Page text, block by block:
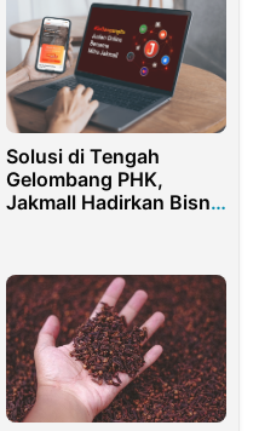
Solusi di Tengah
Gelombang PHK,
Jakmall Hadirkan Bisnis